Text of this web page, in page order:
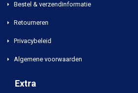
Bestel & verzendinformatie
Retourneren
Privacybeleid
Algemene voorwaarden
Extra